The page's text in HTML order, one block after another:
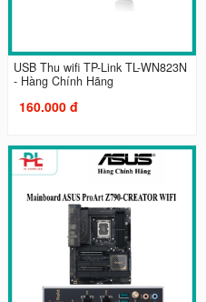
USB Thu wifi TP-Link TL-WN823N
- Hàng Chính Hãng
160.000 đ